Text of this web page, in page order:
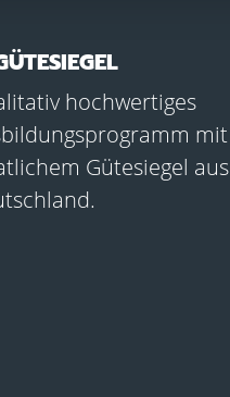
hochwertiges
mit
Gütesiegel aus